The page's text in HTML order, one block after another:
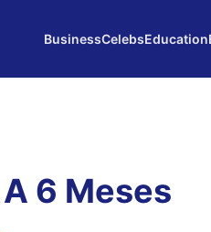
BusinessCelebsEducation
6 Meses